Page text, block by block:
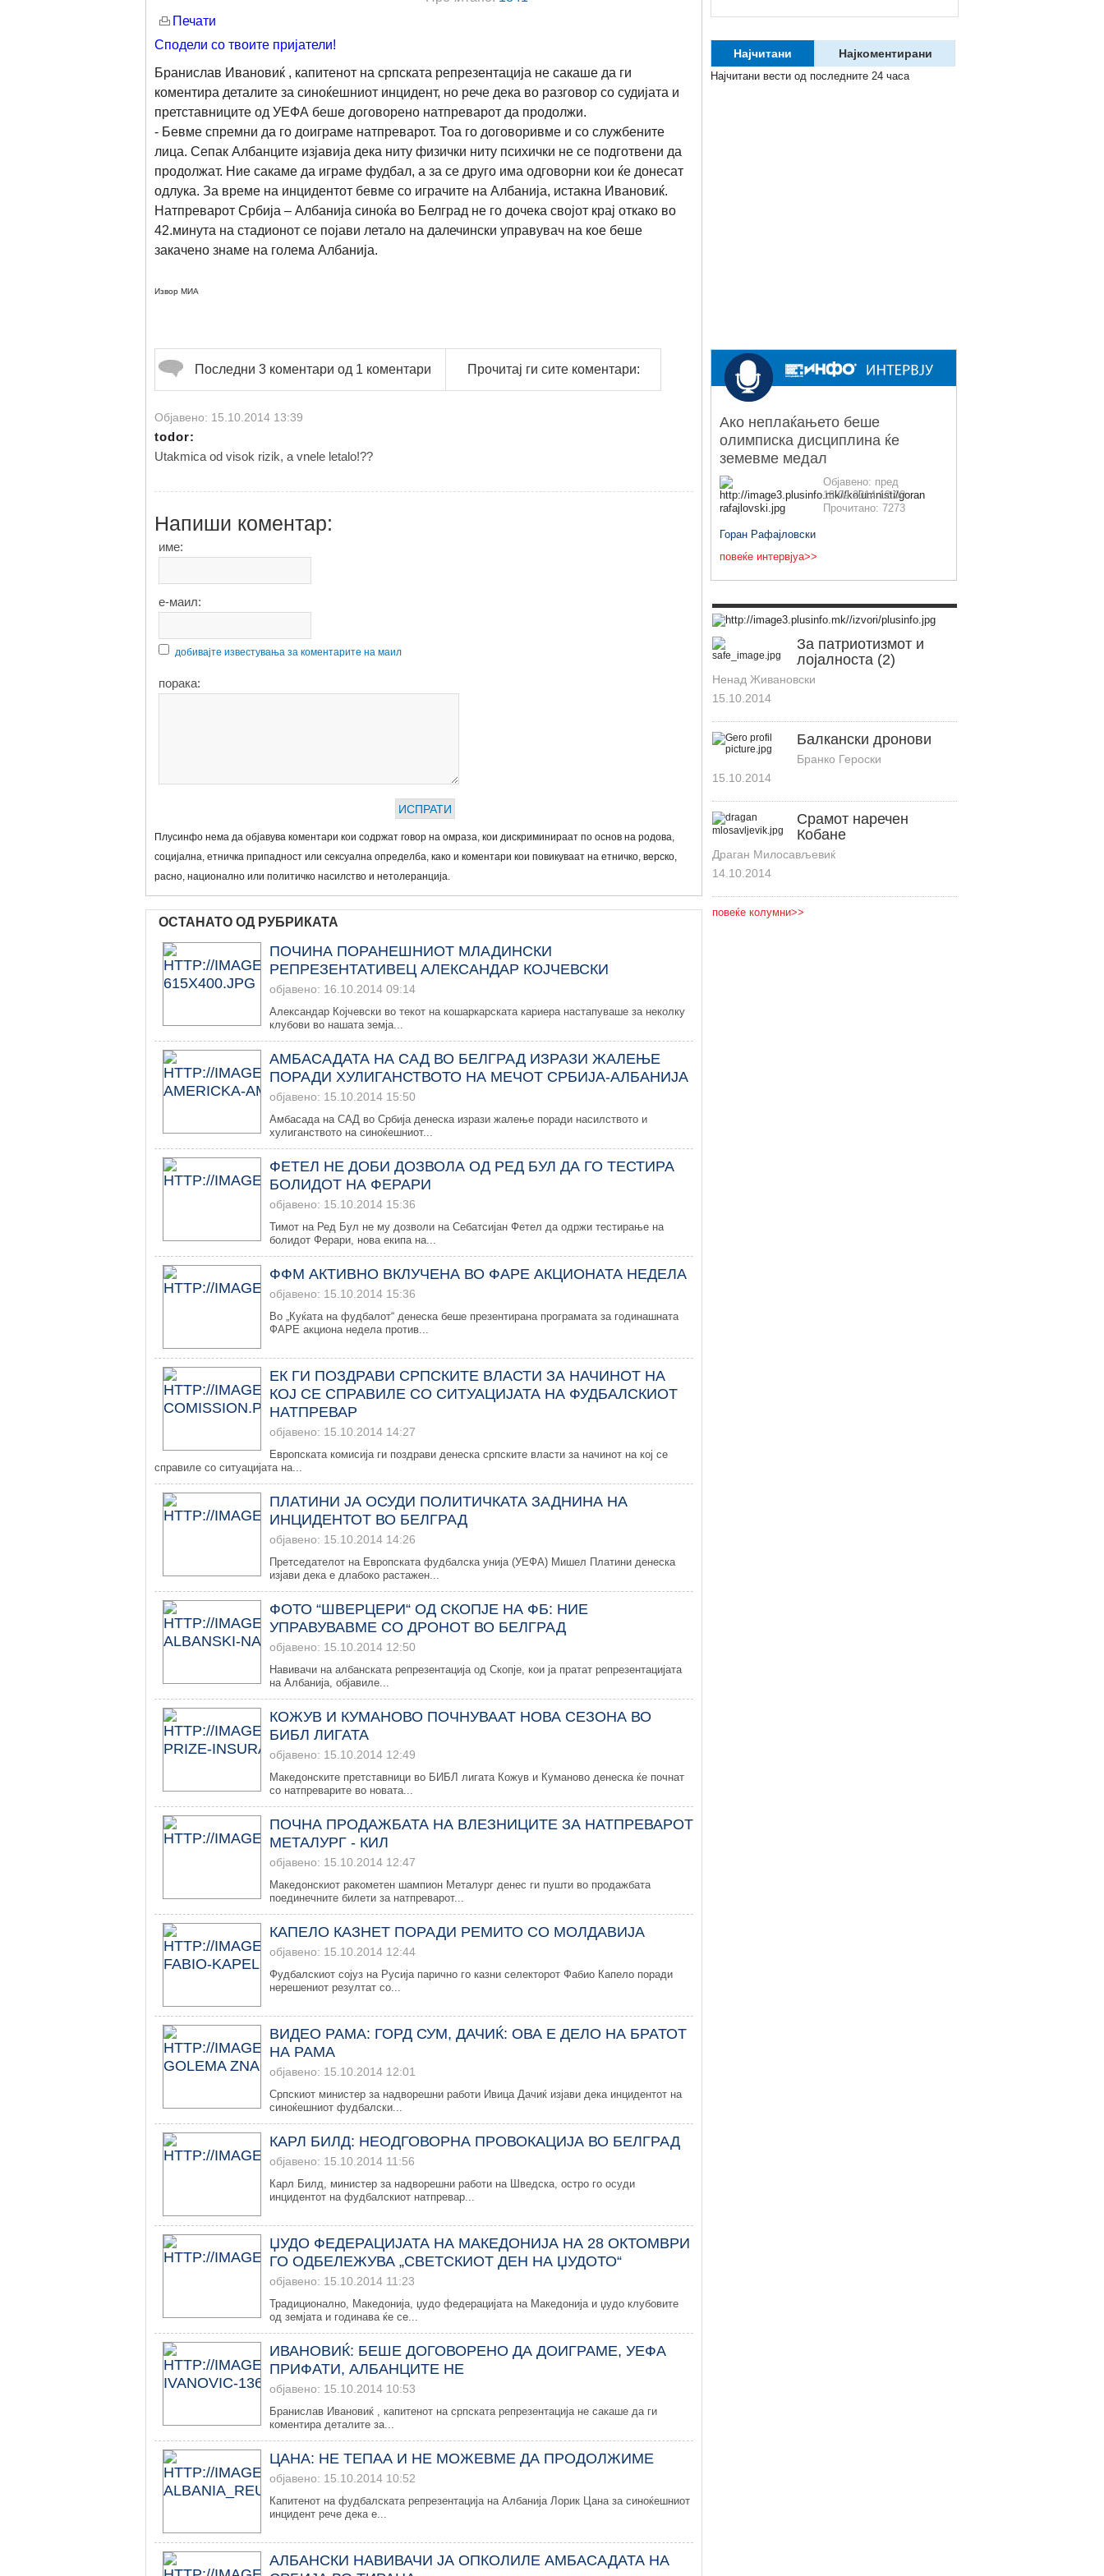
Печати
Сподели со твоите пријатели!
Бранислав Ивановиќ , капитенот на српската репрезентација не сакаше да ги
коментира деталите за синоќешниот инцидент, но рече дека во разговор со судијата и
претставниците од УЕФА беше договорено натпреварот да продолжи.
- Бевме спремни да го доиграме натпреварот. Тоа го договоривме и со службените
лица. Сепак Албанците изјавија дека ниту физички ниту психички не се подготвени да
продолжат. Ние сакаме да играме фудбал, а за се друго има одговорни кои ќе донесат
одлука. За време на инцидентот бевме со играчите на Албанија, истакна Ивановиќ.
Натпреварот Србија – Албанија синоќа во Белград не го дочека својот крај откако во
42.минута на стадионот се појави летало на далечински управувач на кое беше
закачено знаме на голема Албанија.
Извор МИА
Последни 3 коментари од 1 коментари Прочитај ги сите коментари:
Објавено: 15.10.2014 13:39
todor:
Utakmica od visok rizik, a vnele letalo!??
Напиши коментар:
име:
е-маил:
добивајте известувања за коментарите на маил
порака:
Плусинфо нема да објавува коментари кои содржат говор на омраза, кои дискриминираат по основ на родова,
социјална, етничка припадност или сексуална определба, како и коментари кои повикуваат на етничко, верско,
расно, национално или политичко насилство и нетолеранција.
ОСТАНАТО ОД РУБРИКАТА
ПОЧИНА ПОРАНЕШНИОТ МЛАДИНСКИ
РЕПРЕЗЕНТАТИВЕЦ АЛЕКСАНДАР КОЈЧЕВСКИ
објавено: 16.10.2014 09:14
Александар Којчевски во текот на кошаркарската кариера настапуваше за неколку
клубови во нашата земја...
AМБАСАДАТА НА САД ВО БЕЛГРАД ИЗРАЗИ ЖАЛЕЊЕ
ПОРАДИ ХУЛИГАНСТВОТО НА МЕЧОТ СРБИЈА-АЛБАНИЈА
објавено: 15.10.2014 15:50
Амбасада на САД во Србија денеска изрази жалење поради насилството и
хулиганството на синоќешниот...
ФЕТЕЛ НЕ ДОБИ ДОЗВОЛА ОД РЕД БУЛ ДА ГО ТЕСТИРА
БОЛИДОТ НА ФЕРАРИ
објавено: 15.10.2014 15:36
Тимот на Ред Бул не му дозволи на Себатсијан Фетел да одржи тестирање на
болидот Ферари, нова екипа на...
ФФМ АКТИВНО ВКЛУЧЕНА ВО ФАРЕ АКЦИОНАТА НЕДЕЛА
објавено: 15.10.2014 15:36
Во „Куќата на фудбалот“ денеска беше презентирана програмата за годинашната
ФАРЕ акциона недела против...
ЕК ГИ ПОЗДРАВИ СРПСКИТЕ ВЛАСТИ ЗА НАЧИНОТ НА
КОЈ СЕ СПРАВИЛЕ СО СИТУАЦИЈАТА НА ФУДБАЛСКИОТ
НАТПРЕВАР
објавено: 15.10.2014 14:27
Европската комисија ги поздрави денеска српските власти за начинот на кој се
справиле со ситуацијата на...
ПЛАТИНИ ЈА ОСУДИ ПОЛИТИЧКАТА ЗАДНИНА НА
ИНЦИДЕНТОТ ВО БЕЛГРАД
објавено: 15.10.2014 14:26
Претседателот на Европската фудбалска унија (УЕФА) Мишел Платини денеска
изјави дека е длабоко растажен...
ФОТО “ШВЕРЦЕРИ“ ОД СКОПЈЕ НА ФБ: НИЕ
УПРАВУВАВМЕ СО ДРОНОТ ВО БЕЛГРАД
објавено: 15.10.2014 12:50
Навивачи на албанската репрезентација од Скопје, кои ја пратат репрезентацијата
на Албанија, објавиле...
КОЖУВ И КУМАНОВО ПОЧНУВААТ НОВА СЕЗОНА ВО
БИБЛ ЛИГАТА
објавено: 15.10.2014 12:49
Македонските претставници во БИБЛ лигата Кожув и Куманово денеска ќе почнат
со натпреварите во новата...
ПОЧНА ПРОДАЖБАТА НА ВЛЕЗНИЦИТЕ ЗА НАТПРЕВАРОТ
МЕТАЛУРГ - КИЛ
објавено: 15.10.2014 12:47
Македонскиот ракометен шампион Металург денес ги пушти во продажбата
поединечните билети за натпреварот...
КАПЕЛО КАЗНЕТ ПОРАДИ РЕМИТО СО МОЛДАВИЈА
објавено: 15.10.2014 12:44
Фудбалскиот сојуз на Русија парично го казни селекторот Фабио Капело поради
нерешениот резултат со...
ВИДЕО РАМА: ГОРД СУМ, ДАЧИЌ: ОВА Е ДЕЛО НА БРАТОТ
НА РАМА
објавено: 15.10.2014 12:01
Српскиот министер за надворешни работи Ивица Дачиќ изјави дека инцидентот на
синоќешниот фудбалски...
КАРЛ БИЛД: НЕОДГОВОРНА ПРОВОКАЦИЈА ВО БЕЛГРАД
објавено: 15.10.2014 11:56
Карл Билд, министер за надворешни работи на Шведска, остро го осуди
инцидентот на фудбалскиот натпревар...
ЏУДО ФЕДЕРАЦИЈАТА НА МАКЕДОНИЈА НА 28 ОКТОМВРИ
ГО ОДБЕЛЕЖУВА „СВЕТСКИОТ ДЕН НА ЏУДОТО“
објавено: 15.10.2014 11:23
Традиционално, Македонија, џудо федерацијата на Македонија и џудо клубовите
од земјата и годинава ќе се...
ИВАНОВИЌ: БЕШЕ ДОГОВОРЕНО ДА ДОИГРАМЕ, УЕФА
ПРИФАТИ, АЛБАНЦИТЕ НЕ
објавено: 15.10.2014 10:53
Бранислав Ивановиќ , капитенот на српската репрезентација не сакаше да ги
коментира деталите за...
ЦАНА: НЕ ТЕПАА И НЕ МОЖЕВМЕ ДА ПРОДОЛЖИМЕ
објавено: 15.10.2014 10:52
Капитенот на фудбалската репрезентација на Албанија Лорик Цана за синоќешниот
инцидент рече дека е...
АЛБАНСКИ НАВИВАЧИ ЈА ОПКОЛИЛЕ АМБАСАДАТА НА
Најчитани Најкоментирани
Најчитани вести од последните 24 часа
Ако неплаќањето беше
олимписка дисциплина ќе
земевме медал
Објавено: пред
18.09.2014 12:00
Прочитано: 7273
Горан Рафајловски
повеќе интервјуа>>
За патриотизмот и
лојалноста (2)
Ненад Живановски
15.10.2014
Балкански дронови
Бранко Героски
15.10.2014
Срамот наречен
Кобане
Драган Милосављевиќ
14.10.2014
повеќе колумни>>